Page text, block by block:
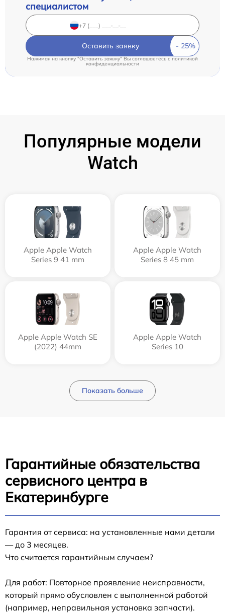
специалистом
Оставить заявку
Нажимая на кнопку "Оставить заявку" Вы соглашаетесь cполитикой
конфиденциальности
Популярные модели
Watch
Apple Apple Watch
Series 9 41 mm
Apple Apple Watch
Series 8 45 mm
Apple Apple Watch SE
(2022) 44mm
Apple Apple Watch
Series 10
Показать больше
Гарантийные обязательства
сервисного центра в
Екатеринбурге
Гарантия от сервиса: на установленные нами детали
— до 3 месяцев.
Что считается гарантийным случаем?
Для работ: Повторное проявление неисправности,
который прямо обусловлен с выполненной работой
(например, неправильная установка запчасти).